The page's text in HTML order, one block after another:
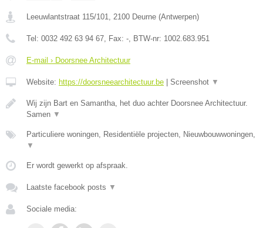
Leeuwlantstraat 115/101 2100 Deurne (Antwerpen)
Tel: 0032 492 63 94 67 , Fax: - , BTW-nr: 1002.683.951
E-mail › Doorsnee Architectuur
Website: https://doorsneearchitectuur.be | Screenshot ▼
Wij zijn Bart en Samantha, het duo achter Doorsnee Architectuur.
Samen ▼
Particuliere woningen, Residentiële projecten, Nieuwbouwwoningen,
▼
Er wordt gewerkt op afspraak.
Laatste facebook posts ▼
Sociale media: